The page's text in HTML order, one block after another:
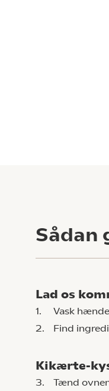
Sådan
Lad os
1. Vask
2.
Find
Kikærte-
3.
Tænd